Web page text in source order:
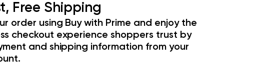
Free Shipping
order using Buy with Prime and enjoy the
checkout experience shoppers trust by
and shipping information from your